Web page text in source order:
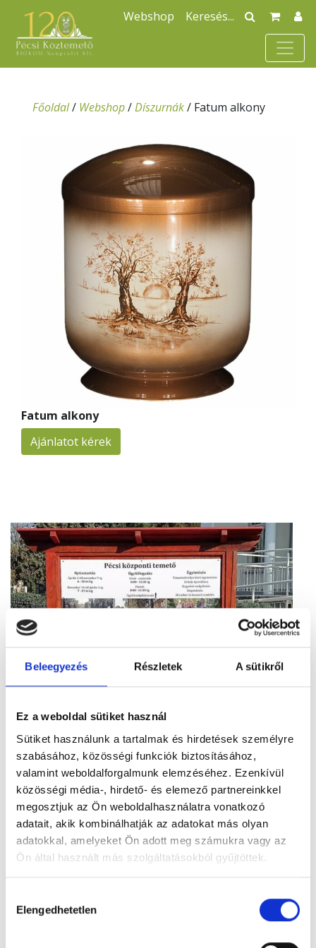
Beleegyezés Részletek A sütikről
Ez a weboldal sütiket használ
Sütiket használunk a tartalmak és hirdetések személyre
szabásához, közösségi funkciók biztosításához,
valamint weboldalforgalmunk elemzéséhez. Ezenkívül
közösségi média-, hirdető- és elemező partnereinkkel
megosztjuk az Ön weboldalhasználatra vonatkozó
adatait, akik kombinálhatják az adatokat más olyan
adatokkal, amelyeket Ön adott meg számukra vagy az
Ön által használt más szolgáltatásokból gyűjtöttek.
kiválasztása
Elengedhetetlen
Webshop
Főoldal/ Webshop/Díszurnák/ Fatum alkony
Fatum alkony
Ajánlatot kérek
Figyelem! Módosul a Pécsi Köztemető
A tartós hőhullám miatt bevezetett
takarékossági intézkedések részeként módosul
a Pécsi Köztemető ügyfélszolgálatának
nyitvatartása: 2026. augusztus 3–8. között,
hétfőtől szombatig 12 óráig várják az ügyfeleket.
Tovább